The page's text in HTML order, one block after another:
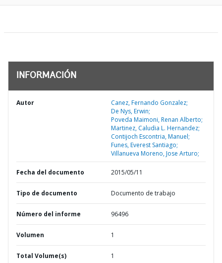
INFORMACIÓN
Autor
Canez, Fernando Gonzalez;
De Nys, Erwin;
Poveda Maimoni, Renan Alberto;
Martinez, Caludia L. Hernandez;
Contijoch Escontria, Manuel;
Funes, Everest Santiago;
Villanueva Moreno, Jose Arturo;
Fecha del documento 2015/05/11
Tipo de documento Documento de trabajo
Número del informe 96496
Volumen 1
Total Volume(s) 1